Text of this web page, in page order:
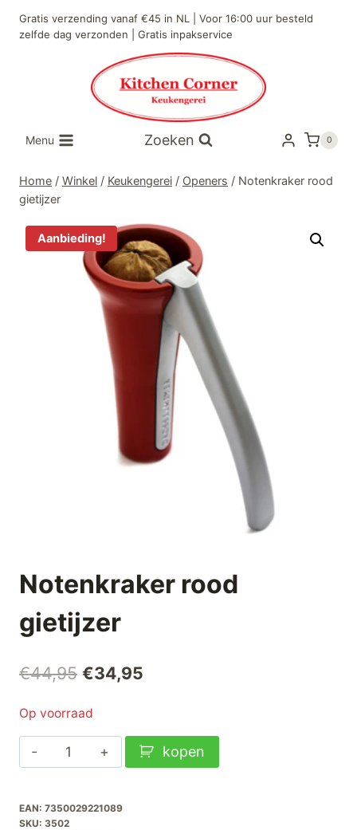
naar
Gratis verzending vanaf €45 in NL | Voor 16:00 uur besteld
zelfde dag verzonden | Gratis inpakservice
Menu Zoeken 0
Home / Winkel / Keukengerei / Openers / Notenkraker rood
gietijzer
Aanbieding!
Notenkraker rood
gietijzer
€44,95 Oorspronkelijke
€44,95.
€34,95
€34,95.
Op voorraad
Notenkraker
rood
aantal
kopen
EAN: 7350029221089
SKU: 3502